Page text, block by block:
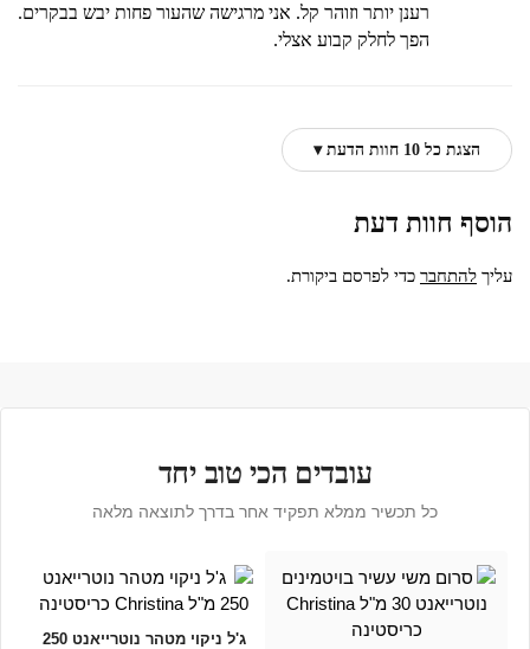
רענן יותר וזוהר קל. אני מרגישה שהעור פחות יבש בבקרים.
הפך לחלק קבוע אצלי.
הצגת כל 10 חוות הדעת ▾
הוסף חוות דעת
עליך להתחבר כדי לפרסם ביקורת.
עובדים הכי טוב יחד
כל תכשיר ממלא תפקיד אחר בדרך לתוצאה מלאה
ג'ל ניקוי מטהר נוטרייאנט 250